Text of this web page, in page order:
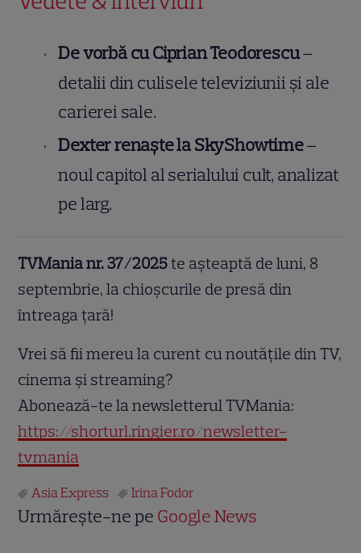
De vorbă cu Ciprian Teodorescu–
detalii din culisele televiziunii și ale
carierei sale.
Dexter renaște la SkyShowtime–
noul capitol al serialului cult, analizat
pe larg.
TVMania nr. 37/2025te așteaptă de luni, 8
septembrie, la chioșcurile de presă din
întreaga țară!
Vrei să fii mereu la curent cu noutățile din TV,
cinema și streaming?
Abonează-te la newsletterul TVMania:
https://shorturl.ringier.ro/newsletter-
tvmania
Asia Express Irina Fodor
Urmărește-ne pe Google News